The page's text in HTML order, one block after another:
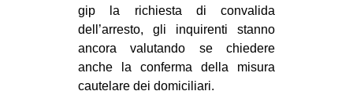
STUDENTI
CULTURE
ARTE
CINEMA
gip la richiesta di convalida
dell’arresto, gli inquirenti stanno
ancora valutando se chiedere
anche la conferma della misura
cautelare dei domiciliari.